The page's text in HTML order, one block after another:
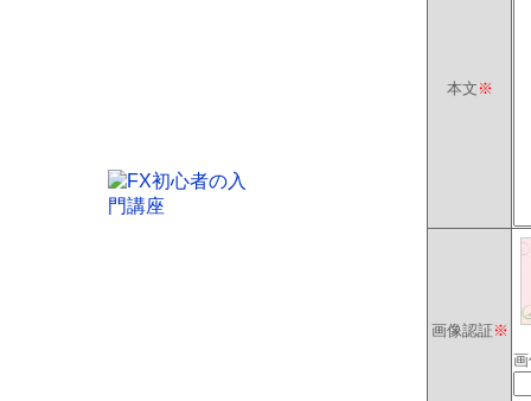
本文 ※
画像認証※